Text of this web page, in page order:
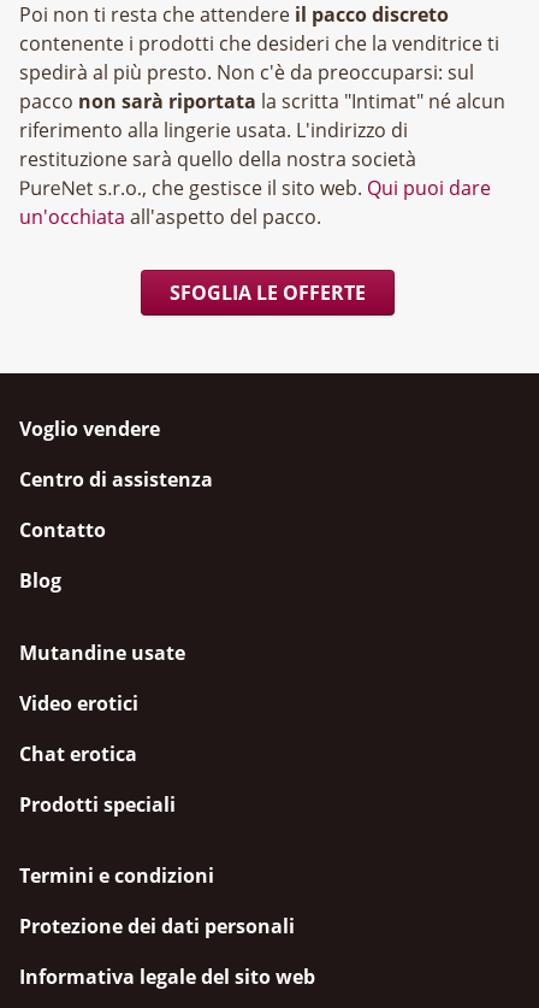
Poi non ti resta che attendere il pacco discreto
contenente i prodotti che desideri che la venditrice ti
spedirà al più presto. Non c'è da preoccuparsi: sul
pacco non sarà riportata la scritta "Intimat" né alcun
riferimento alla lingerie usata. L'indirizzo di
restituzione sarà quello della nostra società
, che gestisce il sito web. Qui puoi dare
un'occhiata all'aspetto del pacco.
SFOGLIA LE OFFERTE
Voglio vendere
Centro di assistenza
Contatto
Blog
Mutandine usate
Video erotici
Chat erotica
Prodotti speciali
Termini e condizioni
Protezione dei dati personali
Informativa legale del sito web